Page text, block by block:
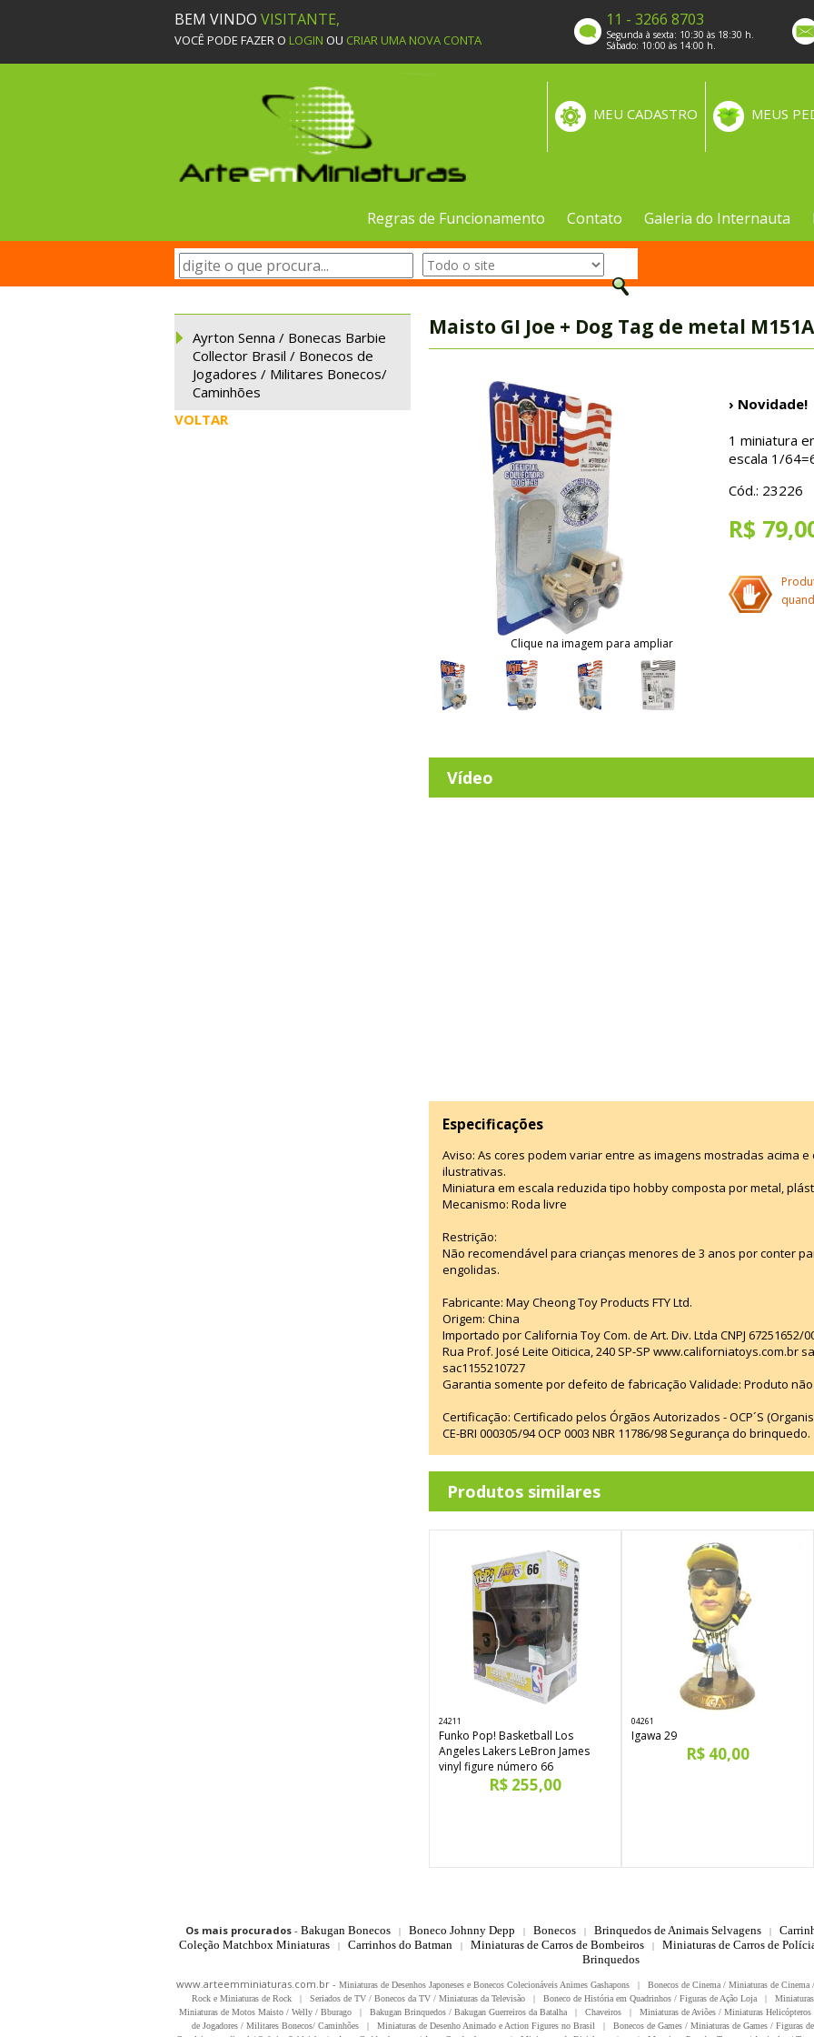
BEM VINDO VISITANTE,
VOCÊ PODE FAZER O LOGIN OU CRIAR UMA NOVA CONTA
11 - 3266 8703
Segunda à sexta: 10:30 às 18:30 h.
Sábado: 10:00 às 14:00 h.
MEUS
MEU CADASTRO
Regras de Funcionamento Contato Galeria do Internauta
Ayrton Senna / Bonecas Barbie
Collector Brasil / Bonecos de
Jogadores / Militares Bonecos/
Caminhões
VOLTAR
Maisto GI Joe + Dog Tag de metal
Clique na imagem para ampliar
› Novidade!
1 miniatura
escala 1/
Cód.: 23226
R$
Vídeo
Especificações
Aviso: As cores podem variar entre as imagens mostradas acima
ilustrativas.
Miniatura em escala reduzida tipo hobby composta por metal,
Mecanismo: Roda livre
Restrição:
Não recomendável para crianças menores de 3 anos por conter
engolidas.
Fabricante: May Cheong Toy Products FTY Ltd.
Origem: China
Importado por California Toy Com. de Art. Div. Ltda CNPJ 67251652/
Rua Prof. José Leite Oiticica, 240 SP-SP www.californiatoys.com.br
sac1155210727
Garantia somente por defeito de fabricação Validade: Produto
Certificação: Certificado pelos Órgãos Autorizados - OCP´S
CE-BRI 000305/94 OCP 0003 NBR 11786/98 Segurança do brinquedo.
Produtos similares
24211
Funko Pop! Basketball Los
Angeles Lakers LeBron James
vinyl figure número 66
R$ 255,00
04261
Igawa 29
R$ 40,00
Os mais procurados- Bakugan Bonecos | Boneco Johnny Depp | Bonecos | Brinquedos de Animais Selvagens |
Coleção Matchbox Miniaturas
| Carrinhos do Batman | Miniaturas de Carros de Bombeiros | Miniaturas de Carros de
Brinquedos
www.arteemminiaturas.com.br - Miniaturas de Desenhos Japoneses e Bonecos Colecionáveis Animes Gashapons | Bonecos de Cinema / Miniaturas de Cinema
Rock e Miniaturas de Rock
| Seriados de TV / Bonecos da TV / Miniaturas da Televisão | Boneco de História em Quadrinhos / Figuras de Ação Loja |
Miniaturas de Motos Maisto / Welly / Bburago
| Bakugan Brinquedos / Bakugan Guerreiros da Batalha | Chaveiros | Miniaturas de Aviões / Miniaturas Helicópteros
de Jogadores / Militares Bonecos/ Caminhões
| Miniaturas de Desenho Animado e Action Figures no Brasil | Bonecos de Games / Miniaturas de Games / Figuras